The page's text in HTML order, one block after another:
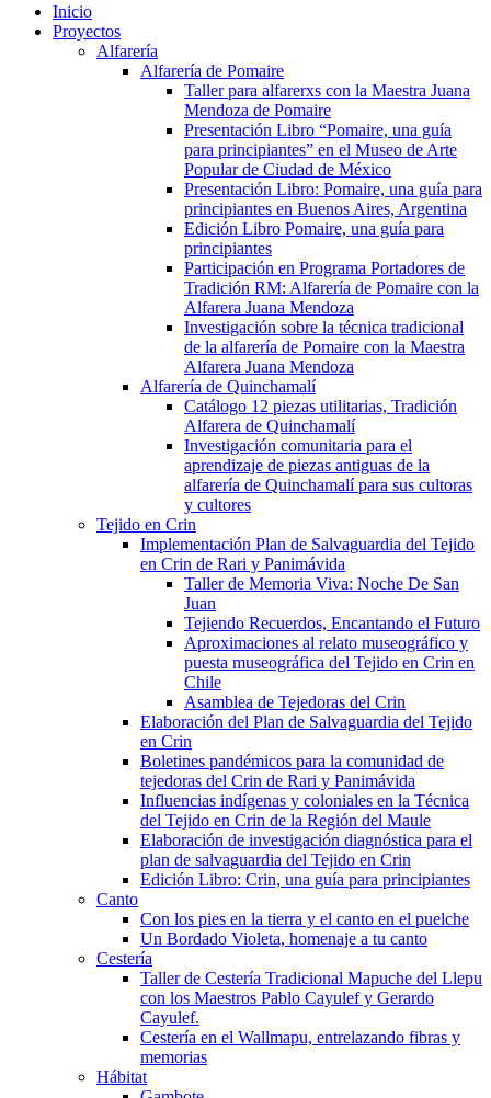
Inicio
Proyectos
Alfarería
Alfarería de Pomaire
Taller para alfarerxs con la Maestra Juana
Mendoza de Pomaire
Presentación Libro “Pomaire, una guía
para principiantes” en el Museo de Arte
Popular de Ciudad de México
Presentación Libro: Pomaire, una guía para
principiantes en Buenos Aires, Argentina
Edición Libro Pomaire, una guía para
principiantes
Participación en Programa Portadores de
Tradición RM: Alfarería de Pomaire con la
Alfarera Juana Mendoza
Investigación sobre la técnica tradicional
de la alfarería de Pomaire con la Maestra
Alfarera Juana Mendoza
Alfarería de Quinchamalí
Catálogo 12 piezas utilitarias, Tradición
Alfarera de Quinchamalí
Investigación comunitaria para el
aprendizaje de piezas antiguas de la
alfarería de Quinchamalí para sus cultoras
y cultores
Tejido en Crin
Implementación Plan de Salvaguardia del Tejido
en Crin de Rari y Panimávida
Taller de Memoria Viva: Noche De San
Juan
Tejiendo Recuerdos, Encantando el Futuro
Aproximaciones al relato museográfico y
puesta museográfica del Tejido en Crin en
Chile
Asamblea de Tejedoras del Crin
Elaboración del Plan de Salvaguardia del Tejido
en Crin
Boletines pandémicos para la comunidad de
tejedoras del Crin de Rari y Panimávida
Influencias indígenas y coloniales en la Técnica
del Tejido en Crin de la Región del Maule
Elaboración de investigación diagnóstica para el
plan de salvaguardia del Tejido en Crin
Edición Libro: Crin, una guía para principiantes
Canto
Con los pies en la tierra y el canto en el puelche
Un Bordado Violeta, homenaje a tu canto
Cestería
Taller de Cestería Tradicional Mapuche del Llepu
con los Maestros Pablo Cayulef y Gerardo
Cayulef.
Cestería en el Wallmapu, entrelazando fibras y
memorias
Hábitat